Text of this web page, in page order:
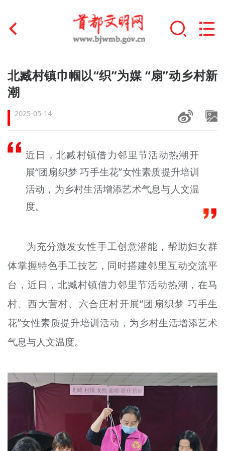
首页
文明创建
文明实践
文明培育
未成年人思想道德建设
榜样人物
身边好人
北京宣传文化引导基金
宣传思想文化人才
专题
+
北臧村镇巾帼以“织”为媒 “扇”动乡村新
潮
2025-05-14
近日，北臧村镇借力邻里节活动热潮开
展“团扇织梦 巧手生花”女性素质提升培训
活动，为乡村生活增添艺术气息与人文温
度。
为充分激发女性手工创意潜能，帮助妇女群
体掌握特色手工技艺，同时搭建邻里互动交流平
台，近日，北臧村镇借力邻里节活动热潮，在马
村、西大营村、六合庄村开展“团扇织梦 巧手生
花”女性素质提升培训活动，为乡村生活增添艺术
气息与人文温度。